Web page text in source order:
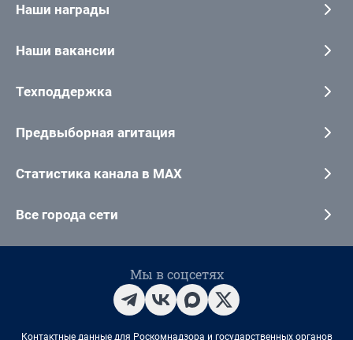
Наши награды
Наши вакансии
Техподдержка
Предвыборная агитация
Статистика канала в MAX
Все города сети
Мы в соцсетях
Контактные данные для Роскомнадзора и государственных органов